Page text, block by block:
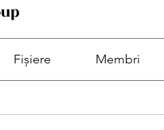
Fișiere Membri